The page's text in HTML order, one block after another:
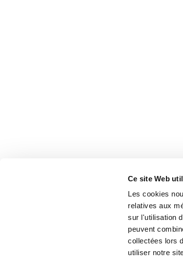
Ce site Web
Les cookies
relatives aux
sur l'utilisation
peuvent
collectées lors
utiliser notre